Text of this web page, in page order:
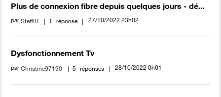
Plus de connexion fibre depuis quelques jours - dé...
parSteffiR 1 réponse ‎27/10/2022 23h02
Dysfonctionnement Tv
parChristine97190 5 réponses ‎28/10/2022 0h01